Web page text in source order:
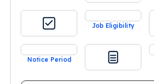
Job Eligibility
Notice Period